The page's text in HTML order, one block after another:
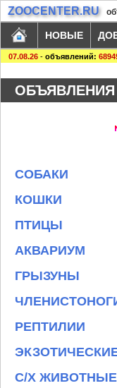
ZOOCENTER.RU
НОВЫЕ
07.08.26 - объявлений:
ОБЪЯВЛЕНИЯ
СОБАКИ
КОШКИ
ПТИЦЫ
АКВАРИУМ
ГРЫЗУНЫ
РЕПТИЛИИ
С/Х ЖИВОТНЫЕ